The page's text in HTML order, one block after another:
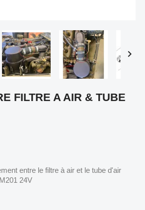

FILTRE A AIR & TUBE
entre le filtre à air et le tube d'air
24V